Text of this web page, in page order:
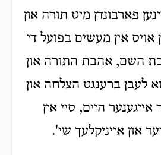
פארבונדן מיט תורה און
אויס אין מעשים בפועל די
השם, אהבת התורה און
לעבן ברענגט הצלחה און
היים, סיי אין
און אייניקלעך שי'.